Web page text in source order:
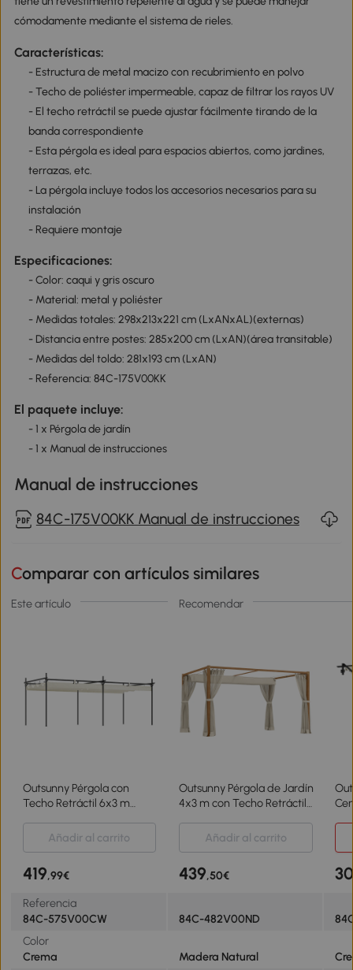
cómodamente mediante el sistema de rieles.
Características:
- Estructura de metal macizo con recubrimiento en polvo
- Techo de poliéster impermeable, capaz de filtrar los rayos UV
- El techo retráctil se puede ajustar fácilmente tirando de la
banda correspondiente
- Esta pérgola es ideal para espacios abiertos, como jardines,
terrazas, etc.
- La pérgola incluye todos los accesorios necesarios para su
instalación
- Requiere montaje
Especificaciones:
- Color: caqui y gris oscuro
- Material: metal y poliéster
- Medidas totales: 298x213x221 cm (LxANxAL)(externas)
- Distancia entre postes: 285x200 cm (LxAN)(área transitable)
- Medidas del toldo: 281x193 cm (LxAN)
- Referencia: 84C-175V00KK
El paquete incluye:
- 1 x Pérgola de jardín
- 1 x Manual de instrucciones
Manual de instrucciones
84C-175V00KK Manual de instrucciones
Comparar con artículos similares
Este artículo Recomendar
Outsunny Pérgola con
Techo Retráctil 6x3 m
Poliéster Anti-UV
Resistente al Agua Crema
Outsunny Pérgola de Jardín
4x3 m con Techo Retráctil
Malla y Marco de Aluminio
para Terraza Natural
Añadir al carrito Añadir al carrito
419,99€ 439,50€
Referencia
84C-575V00CW
84C-482V00ND
Color
Crema
Madera Natural